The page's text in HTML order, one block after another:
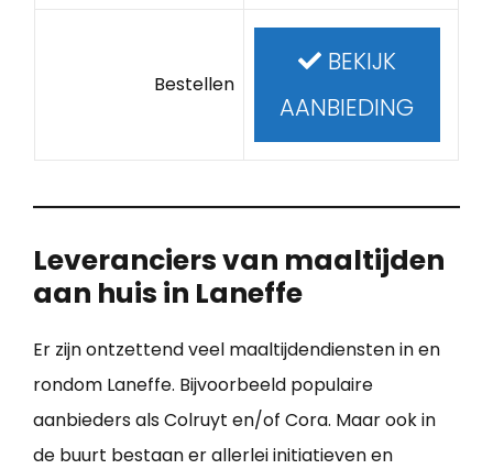
Bestellen
BEKIJK
AANBIEDING
Leveranciers van maaltijden
aan huis in Laneffe
Er zijn ontzettend veel maaltijdendiensten in en
rondom Laneffe. Bijvoorbeeld populaire
aanbieders als Colruyt en/of Cora. Maar ook in
de buurt bestaan er allerlei initiatieven en